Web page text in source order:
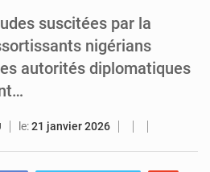
Tibiri : le dialogue, nouveau terrain de jeu pour la paix
suscitées par la
nigérians
autorités diplomatiques
le:21 janvier 2026